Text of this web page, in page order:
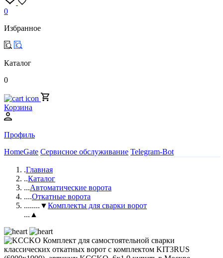
0
Избранное
Каталог
0
Корзина
Профиль
HomeGate Сервисное обслуживание Telegram-Bot
.Главная
..Каталог
...Автоматические ворота
....Откатные ворота
........▼Комплекты для сварки ворот
...▲